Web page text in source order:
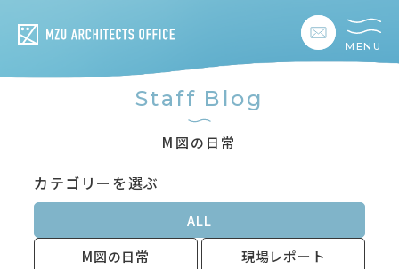
MENU
私たちの想い
私たちの家づくり
建築事例
Staff Blog
M図の日常
カテゴリーを選ぶ
ALL
M図の日常
現場レポート